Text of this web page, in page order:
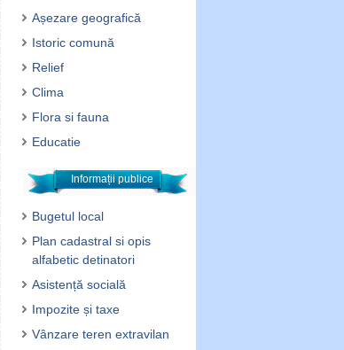
Așezare geografică
Istoric comună
Relief
Clima
Flora si fauna
Educatie
Informații publice
Bugetul local
Plan cadastral si opis
alfabetic detinatori
Asistență socială
Impozite și taxe
Vânzare teren extravilan